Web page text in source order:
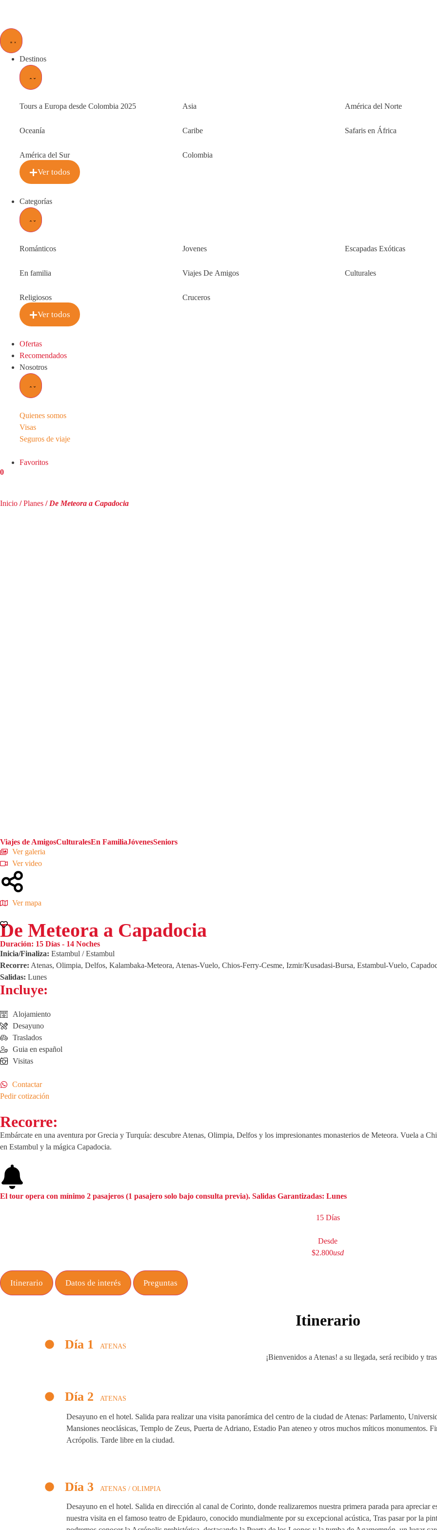
Destinos
Tours a Europa desde Colombia 2025 Asia América del Norte
Oceanía Caribe Safaris en África
América del Sur Colombia
Ver todos
Categorías
Románticos Jovenes Escapadas Exóticas
En familia Viajes De Amigos Culturales
Religiosos Cruceros
Ver todos
Ofertas
Recomendados
Nosotros
Quienes somos
Visas
Seguros de viaje
Favoritos
0
Inicio /Planes / De Meteora a Capadocia
Viajes de AmigosCulturalesEn FamiliaJóvenesSeniors
Ver galeria
Ver video
Ver mapa
De Meteora a Capadocia
Duración: 15 Días - 14 Noches
Inicia/Finaliza: Estambul / Estambul
Recorre: Atenas, Olimpia, Delfos, Kalambaka-Meteora, Atenas-Vuelo, Chios-Ferry-Cesme, Izmir/Kusadasi-Bursa, Estambul-Vuelo,
Salidas: Lunes
Incluye:
Alojamiento
Desayuno
Traslados
Guia en español
Visitas
Contactar
Pedir cotización
Recorre:
Embárcate en una aventura por Grecia y Turquía: descubre Atenas, Olimpia, Delfos y los impresionantes monasterios de Meteora. Vuela a
en Estambul y la mágica Capadocia.
El tour opera con mínimo 2 pasajeros (1 pasajero solo bajo consulta previa). Salidas Garantizadas: Lunes
15 Días
Desde
$2.800usd
Itinerario Datos de interés Preguntas
Itinerario
Día 1 ATENAS
¡Bienvenidos a Atenas! a su llegada, será recibido y
Día 2 ATENAS
Desayuno en el hotel. Salida para realizar una visita panorámica del centro de la ciudad de Atenas: Parlamento,
Mansiones neoclásicas, Templo de Zeus, Puerta de Adriano, Estadio Pan ateneo y otros muchos míticos monumentos.
Acrópolis. Tarde libre en la ciudad.
Día 3 ATENAS / OLIMPIA
Desayuno en el hotel. Salida en dirección al canal de Corinto, donde realizaremos nuestra primera parada para apreciar
nuestra visita en el famoso teatro de Epidauro, conocido mundialmente por su excepcional acústica, Tras pasar por la